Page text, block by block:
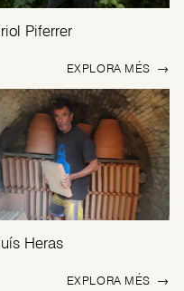
Piferrer
EXPLORA MÉS →
Heras
EXPLORA MÉS →